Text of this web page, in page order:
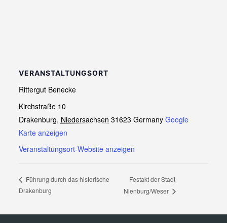
VERANSTALTUNGSORT
Rittergut Benecke
Kirchstraße 10
Drakenburg, Niedersachsen 31623 Germany Google
Karte anzeigen
Veranstaltungsort-Website anzeigen
Führung durch das historische
Drakenburg
Festakt der Stadt
Nienburg/Weser